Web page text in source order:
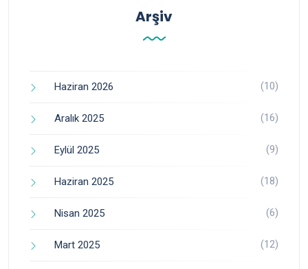
Arşiv
Haziran 2026 (10)
Aralık 2025 (16)
Eylül 2025 (9)
Haziran 2025 (18)
Nisan 2025 (6)
Mart 2025 (12)